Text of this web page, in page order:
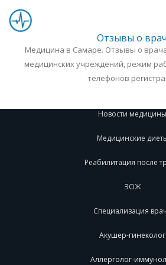
Отзывы о
Медицина в Самаре. Отзывы о
медицинских учреждений, режим
телефонов
Новости медицины
Медицинские
Реабилитация после
ЗОЖ
Специализация
Акушер-гинеколог
Аллерголог-